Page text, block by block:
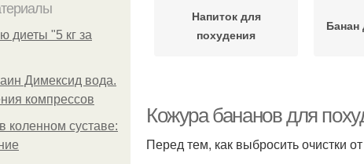
диеты "5 кг за
Димексид вода.
компрессов
коленном суставе:
Напиток для
похудения
Банан
Кожура бананов для
Перед тем, как выбросить очистки